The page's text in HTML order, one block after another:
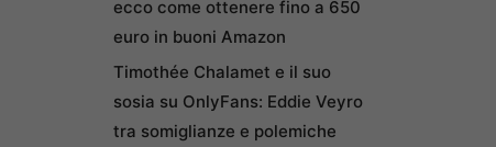
ecco come ottenere fino a 650
euro in buoni Amazon
Timothée Chalamet e il suo
sosia su OnlyFans: Eddie Veyro
tra somiglianze e polemiche